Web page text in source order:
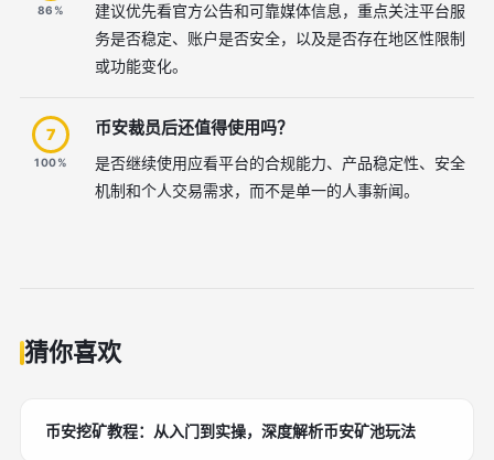
86%
建议优先看官方公告和可靠媒体信息，重点关注平台服
务是否稳定、账户是否安全，以及是否存在地区性限制
或功能变化。
7
100%
币安裁员后还值得使用吗？
是否继续使用应看平台的合规能力、产品稳定性、安全
机制和个人交易需求，而不是单一的人事新闻。
猜你喜欢
币安挖矿教程：从入门到实操，深度解析币安矿池玩法